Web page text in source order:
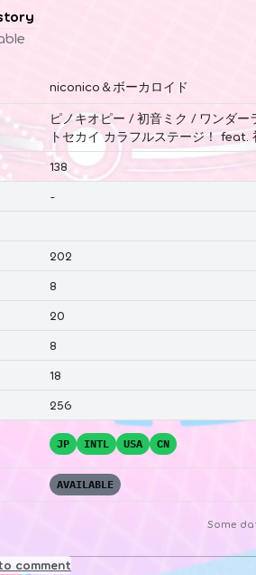
niconico＆ボーカロイド
ピノキオピー / 初音ミク / ワンダー
トセカイ カラフルステージ！ feat.
138
-
202
8
20
8
18
256
JP INTL USA CN
AVAILABLE
Some
comment